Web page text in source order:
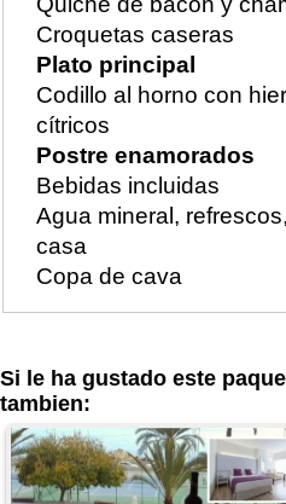
Croquetas caseras
Plato principal
Codillo al horno con
cítricos
Postre enamorados
Bebidas incluidas
Agua mineral,
casa
Copa de cava
Si le ha gustado este
tambien: